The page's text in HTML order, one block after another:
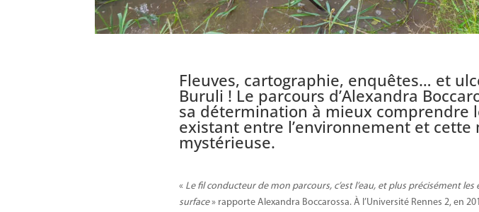
Fleuves, cartographie, enquêtes… et
Buruli ! Le parcours d’Alexandra
sa détermination à mieux comprendre
existant entre l’environnement et cette
mystérieuse.
« Le fil conducteur de mon parcours, c’est l’eau, et plus précisément
surface» rapporte Alexandra Boccarossa. À l’Université Rennes 2, en